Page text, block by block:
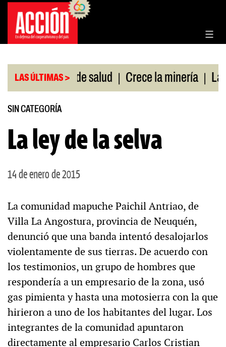
Saltar
contenido
LAS ÚLTIMAS >
cobertura de salud | Crece la minería | La
SIN CATEGORÍA
La ley de la selva
14 de enero de 2015
La comunidad mapuche Paichil Antriao, de
Villa La Angostura, provincia de Neuquén,
denunció que una banda intentó desalojarlos
violentamente de sus tierras. De acuerdo con
los testimonios, un grupo de hombres que
respondería a un empresario de la zona, usó
gas pimienta y hasta una motosierra con la que
hirieron a uno de los habitantes del lugar. Los
integrantes de la comunidad apuntaron
directamente al empresario Carlos Cristian